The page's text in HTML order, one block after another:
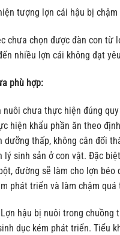
tượng lợn cái hậu bị
chưa chọn được đàn con từ
nhiều lợn cái không đạt
phù hợp:
chưa thực hiện đúng
hiện khẩu phần ăn theo
thấp, không cân đối
sinh sản ở con vật. Đặc
đường sẽ làm cho lợn
phát triển và làm chậm quá
hậu bị nuôi trong chuồng
dục kém phát triển. Tiểu